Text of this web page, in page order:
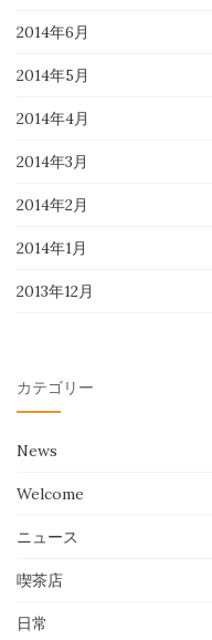
2014年6月
2014年5月
2014年4月
2014年3月
2014年2月
2014年1月
2013年12月
カテゴリー
News
Welcome
ニュース
喫茶店
日常